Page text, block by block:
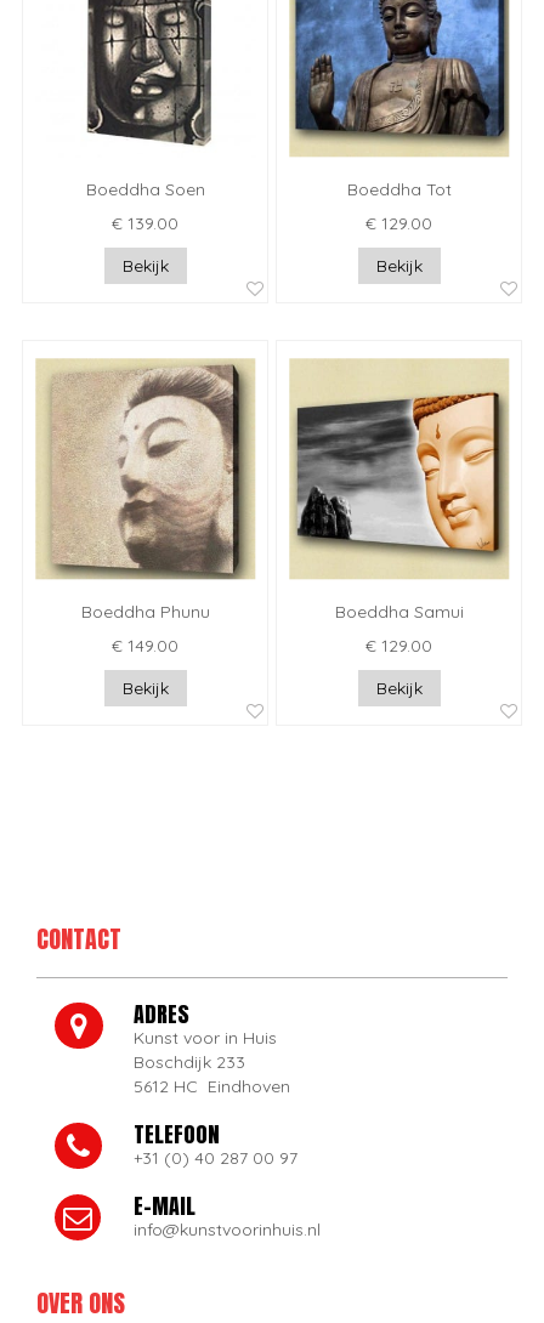
Boeddha Soen
€ 139.00
Bekijk
Boeddha Tot
€ 129.00
Bekijk
Boeddha Phunu
€ 149.00
Bekijk
Boeddha Samui
€ 129.00
Bekijk
CONTACT
ADRES
Kunst voor in Huis
Boschdijk 233
5612 HC Eindhoven
TELEFOON
+31 (0) 40 287 00 97
E-MAIL
info@kunstvoorinhuis.nl
OVER ONS